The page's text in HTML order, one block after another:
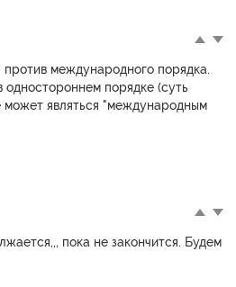
против международного порядка.
порядке (суть
может являться "международным
пока не закончится. Будем